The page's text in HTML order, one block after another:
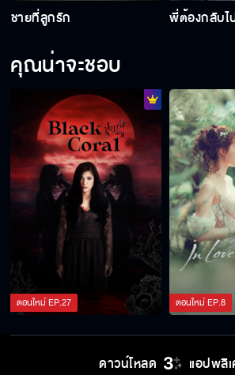
ปีกกล้าขาแข็งหากินเอ
วันหนึ่ง ผัวเอ็งก็ต้องรู้อ
ฉันจะกลับไปอยู่กับผีลูก
อยากให้พี่กอดฉันแบบนี้ต
จะไปพระโขนง ระวังทั้งโ
ชายที่ลูกรัก พี่ต้องกลับไ
คุณน่าจะชอบ
ตอนใหม่EP.27 ตอนใหม่EP.8
ดาวน์โหลด แอปพลิ